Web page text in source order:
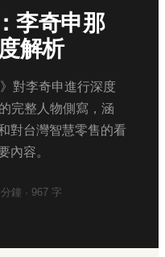
李奇申那
解析
對李奇申進行深度
完整人物側寫，涵
對台灣智慧零售的看
內容。
分鐘 · 967 字